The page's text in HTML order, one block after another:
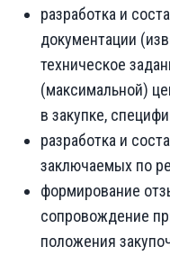
разработка и
документации
техническое
(максимальной)
в закупке,
разработка и
заключаемых по
формирование
сопровождение
положения